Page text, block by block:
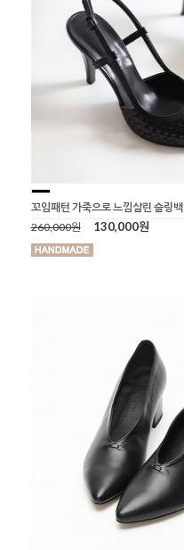
꼬임패턴 가죽으로 느낌살린 슬링백
260,000원
130,000원